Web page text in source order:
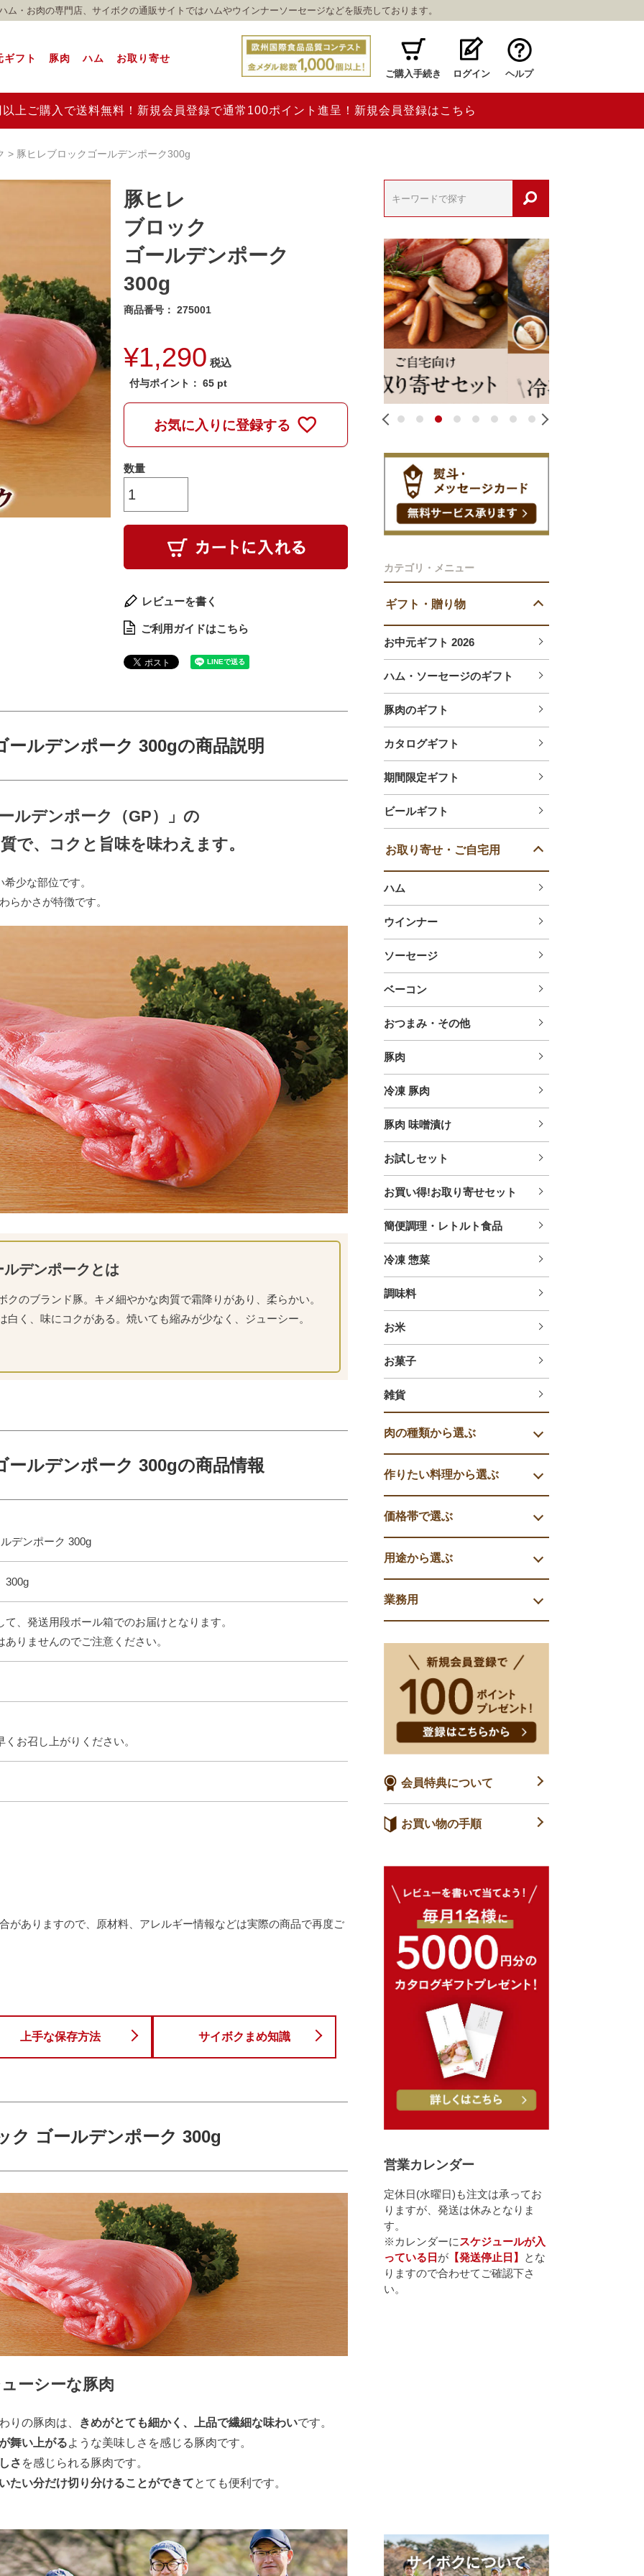
ム・お肉の専門店、サイボクの通販サイトではハムやウインナーソーセージなどを販売しております。
ギフト 豚肉 ハム お取り寄せ
ご購入手続き ログイン ヘルプ
上ご購入で送料無料！新規会員登録で通常100ポイント進呈！新規会員登録はこちら
豚ヒレブロックゴールデンポーク300g
カテゴリ・メニュー
ギフト・贈り物
お中元ギフト 2026
ハム・ソーセージのギフト
豚肉のギフト
カタログギフト
期間限定ギフト
ビールギフト
お取り寄せ・ご自宅用
ハム
ウインナー
ソーセージ
ベーコン
おつまみ・その他
豚肉
冷凍 豚肉
豚肉 味噌漬け
お試しセット
お買い得!お取り寄せセット
簡便調理・レトルト食品
冷凍 惣菜
調味料
お米
お菓子
雑貨
肉の種類から選ぶ
作りたい料理から選ぶ
価格帯で選ぶ
用途から選ぶ
業務用
会員特典について
お買い物の手順
営業カレンダー
定休日(水曜日)も注文は承ってお
りますが、発送は休みとなりま
す。
※カレンダーに スケジュールが入
っている日 が 【発送停止日】
とな
りますので合わせてご確認下さ
い。
豚ヒレ
ブロック
ゴールデンポーク
300g
商品番号 275001
¥1,290 税込
付与ポイント： 65 pt
お気に入りに登録する
レビューを書く
ご利用ガイドはこちら
ルデンポーク 300gの商品説明
ルデンポーク（GP）」の
で、コクと旨味を味わえます。
少な部位です。
らかさが特徴です。
ルデンポークとは
クのブランド豚。キメ細やかな肉質で霜降りがあり、柔らかい。
白く、味にコクがある。焼いても縮みが少なく、ジューシー。
ールデンポーク 300gの商品情報
デンポーク 300g
300g
、発送用段ボール箱でのお届けとなります。
りませんのでご注意ください。
お召し上がりください。
ありますので、原材料、アレルギー情報などは実際の商品で再度ご
上手な保存方法 サイボクまめ知識
ク ゴールデンポーク 300g
ーシーな豚肉
りの豚肉は、 きめがとても細かく、上品で繊細な味わいです。
舞い上がるような美味しさを感じる豚肉です。
さ を感じられる豚肉です。
たい分だけ切り分けることができてとても便利です。